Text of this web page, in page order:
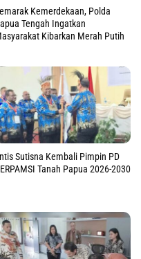
Kemerdekaan, Polda
Tengah Ingatkan
Kibarkan Merah Putih
Sutisna Kembali Pimpin PD
Tanah Papua 2026-2030